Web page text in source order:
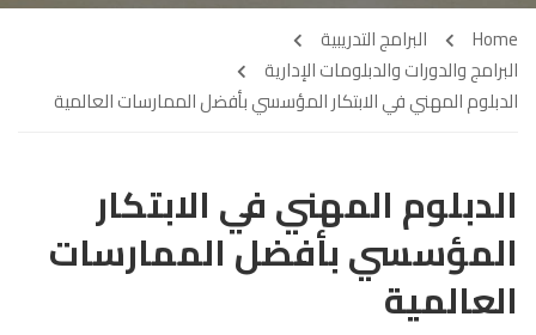
Home
البرامج التدريبية
البرامج والدورات والدبلومات الإدارية
الدبلوم المهني في الابتكار المؤسسي بأفضل الممارسات العالمية
الدبلوم المهني في الابتكار
المؤسسي بأفضل الممارسات
العالمية